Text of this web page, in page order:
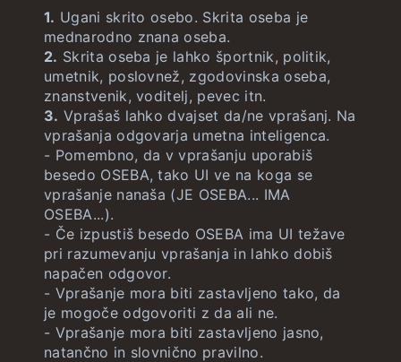
Matematle
Letek
Mestle neomejeno
1. Ugani skrito osebo. Skrita oseba je
mednarodno znana oseba.
2. Skrita oseba je lahko športnik, politik,
umetnik, poslovnež, zgodovinska oseba,
znanstvenik, voditelj, pevec itn.
3. Vprašaš lahko dvajset da/ne vprašanj. Na
vprašanja odgovarja umetna inteligenca.
- Pomembno, da v vprašanju uporabiš
besedo OSEBA, tako UI ve na koga se
vprašanje nanaša (JE OSEBA... IMA
OSEBA...).
- Če izpustiš besedo OSEBA ima UI težave
pri razumevanju vprašanja in lahko dobiš
napačen odgovor.
- Vprašanje mora biti zastavljeno tako, da
je mogoče odgovoriti z da ali ne.
- Vprašanje mora biti zastavljeno jasno,
natančno in slovnično pravilno.